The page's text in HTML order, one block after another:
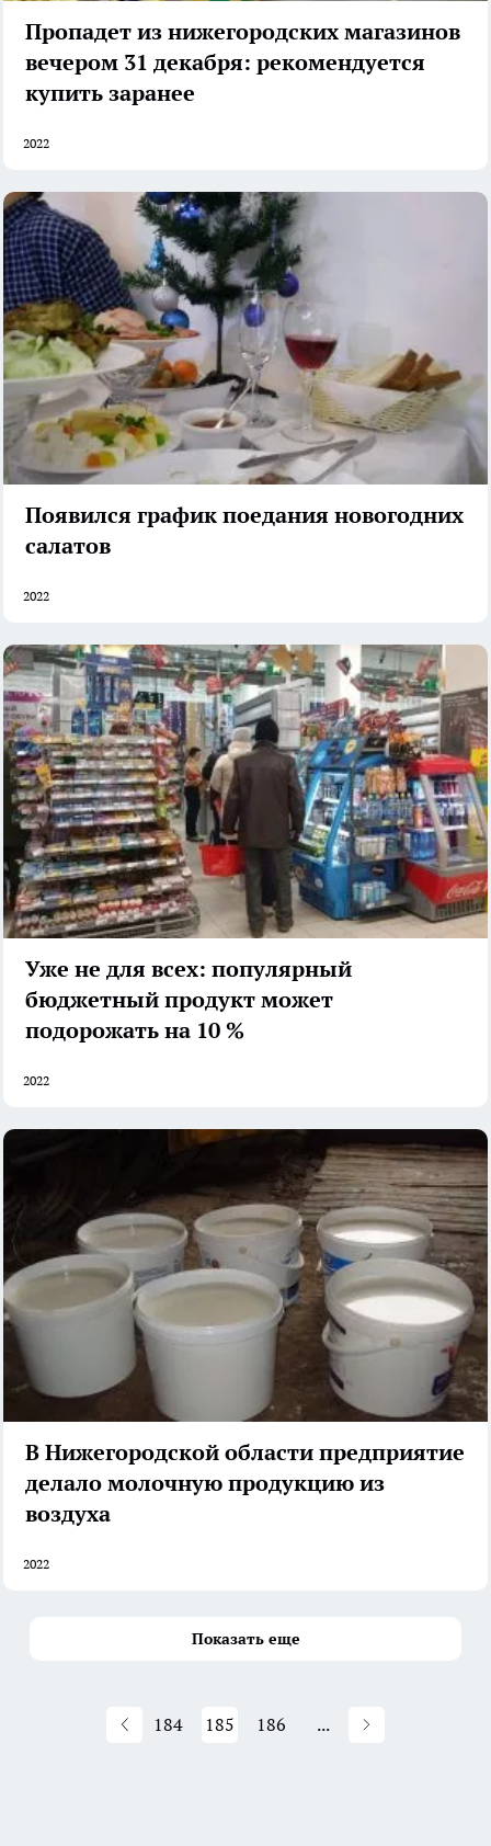
Пропадет из нижегородских магазинов
вечером 31 декабря: рекомендуется
купить заранее
2022
Появился график поедания новогодних
салатов
2022
Уже не для всех: популярный
бюджетный продукт может
подорожать на 10 %
2022
В Нижегородской области предприятие
делало молочную продукцию из
воздуха
2022
Показать еще
184 185 186 ...